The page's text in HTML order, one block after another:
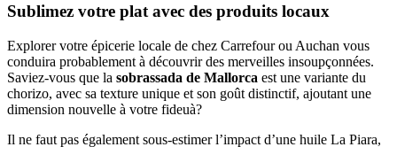
Sublimez votre plat avec des produits locaux
Explorer votre épicerie locale de chez Carrefour ou Auchan vous
conduira probablement à découvrir des merveilles insoupçonnées.
Saviez-vous que la sobrassada de Mallorca est une variante du
chorizo, avec sa texture unique et son goût distinctif, ajoutant une
dimension nouvelle à votre fideuà?
Il ne faut pas également sous-estimer l’impact d’une huile La Piara,